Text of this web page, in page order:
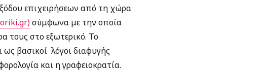
επιχειρήσεων από τη χώρα
σύμφωνα με την οποία
τους στο εξωτερικό. Το
ως βασικοί λόγοι διαφυγής
και η γραφειοκρατία.